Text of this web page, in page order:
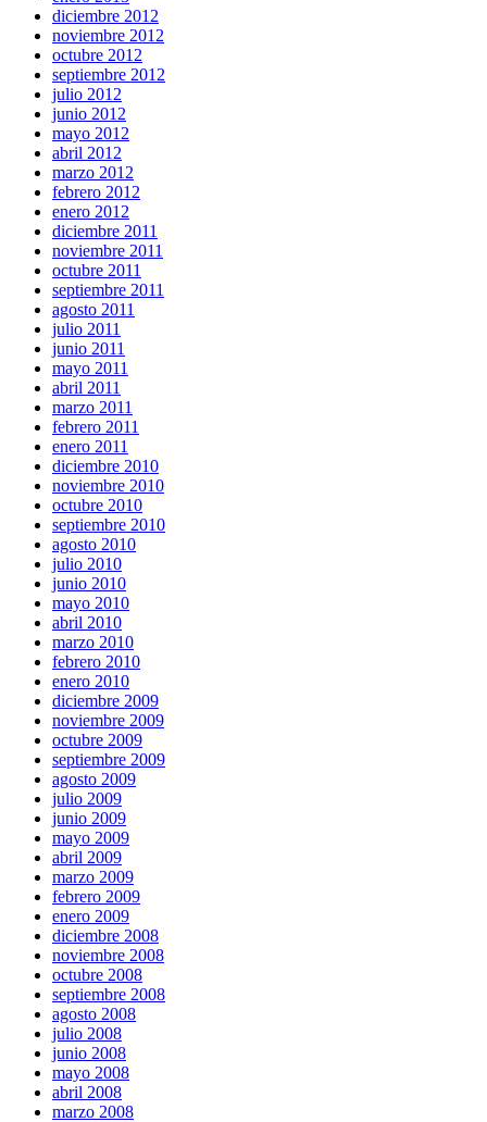
diciembre 2012
noviembre 2012
octubre 2012
septiembre 2012
julio 2012
junio 2012
mayo 2012
abril 2012
marzo 2012
febrero 2012
enero 2012
diciembre 2011
noviembre 2011
octubre 2011
septiembre 2011
agosto 2011
julio 2011
junio 2011
mayo 2011
abril 2011
marzo 2011
febrero 2011
enero 2011
diciembre 2010
noviembre 2010
octubre 2010
septiembre 2010
agosto 2010
julio 2010
junio 2010
mayo 2010
abril 2010
marzo 2010
febrero 2010
enero 2010
diciembre 2009
noviembre 2009
octubre 2009
septiembre 2009
agosto 2009
julio 2009
junio 2009
mayo 2009
abril 2009
marzo 2009
febrero 2009
enero 2009
diciembre 2008
noviembre 2008
octubre 2008
septiembre 2008
agosto 2008
julio 2008
junio 2008
mayo 2008
abril 2008
marzo 2008